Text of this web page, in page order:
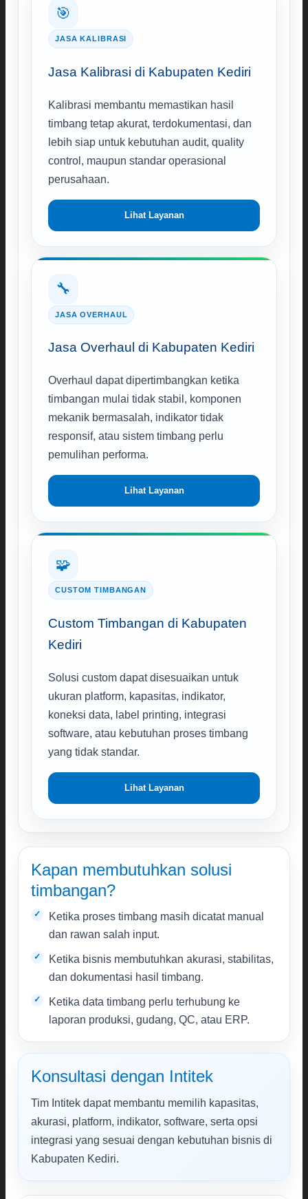
🎯
JASA KALIBRASI
Jasa Kalibrasi di Kabupaten Kediri
Kalibrasi membantu memastikan hasil
timbang tetap akurat, terdokumentasi, dan
lebih siap untuk kebutuhan audit, quality
control, maupun standar operasional
perusahaan.
Lihat Layanan
🔧
JASA OVERHAUL
Jasa Overhaul di Kabupaten Kediri
Overhaul dapat dipertimbangkan ketika
timbangan mulai tidak stabil, komponen
mekanik bermasalah, indikator tidak
responsif, atau sistem timbang perlu
pemulihan performa.
Lihat Layanan
🧩
CUSTOM TIMBANGAN
Custom Timbangan di Kabupaten
Kediri
Solusi custom dapat disesuaikan untuk
ukuran platform, kapasitas, indikator,
koneksi data, label printing, integrasi
software, atau kebutuhan proses timbang
yang tidak standar.
Lihat Layanan
Kapan membutuhkan solusi
timbangan?
Ketika proses timbang masih dicatat manual
dan rawan salah input.
Ketika bisnis membutuhkan akurasi, stabilitas,
dan dokumentasi hasil timbang.
Ketika data timbang perlu terhubung ke
laporan produksi, gudang, QC, atau ERP.
Konsultasi dengan Intitek
Tim Intitek dapat membantu memilih kapasitas,
akurasi, platform, indikator, software, serta opsi
integrasi yang sesuai dengan kebutuhan bisnis di
Kabupaten Kediri.